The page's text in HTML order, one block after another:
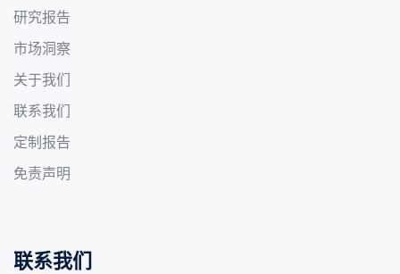
研究报告
市场洞察
关于我们
联系我们
定制报告
免责声明
联系我们